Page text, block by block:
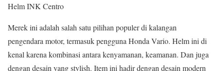
Helm INK Centro
Merek ini adalah salah satu pilihan populer di kalangan
pengendara motor, termasuk pengguna Honda Vario. Helm ini di
kenal karena kombinasi antara kenyamanan, keamanan. Dan juga
dengan desain yang stylish. Item ini hadir dengan desain modern